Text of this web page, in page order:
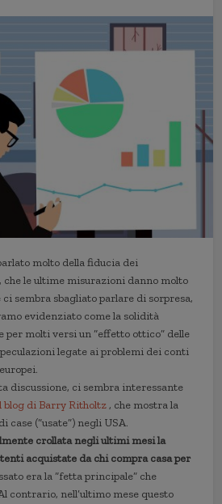
molto della fiducia dei
le ultime misurazioni danno molto
ci sembra sbagliato parlare di sorpresa,
evidenziato come la solidità
per molti versi un “effetto ottico” delle
legate ai problemi dei conti
discussione, ci sembra interessante
blog di Barry Ritholtz, che mostra la
(“usate”) negli USA.
crollata negli ultimi mesi la
acquistate da chi compra casa per
era la “fetta principale” che
contrario, nell’ultimo mese questo